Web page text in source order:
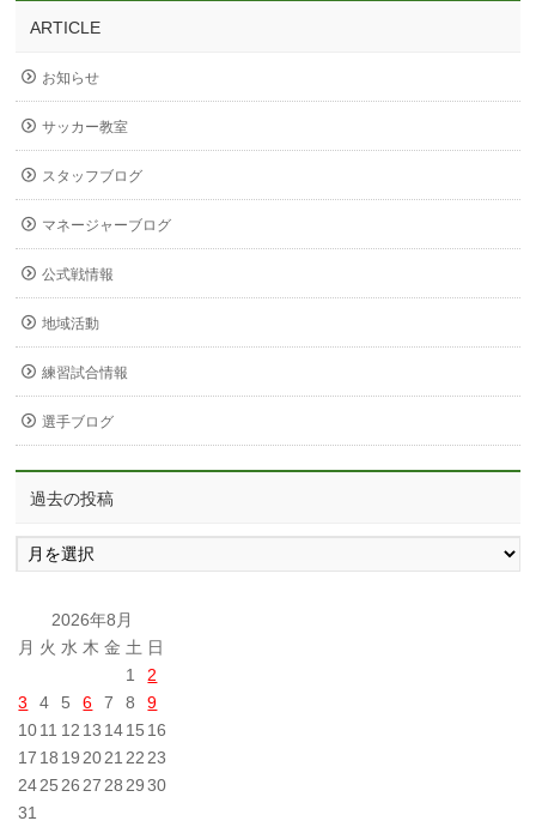
ARTICLE
お知らせ
サッカー教室
スタッフブログ
マネージャーブログ
公式戦情報
地域活動
練習試合情報
選手ブログ
過去の投稿
過
去
稿
2026年8月
月 火 水 木 金 土 日
1
2
3
4 5 6 7 8
9
1011 12 13 1415 16
17 18 19 2021 22 23
2425 26 27 28 29 30
31